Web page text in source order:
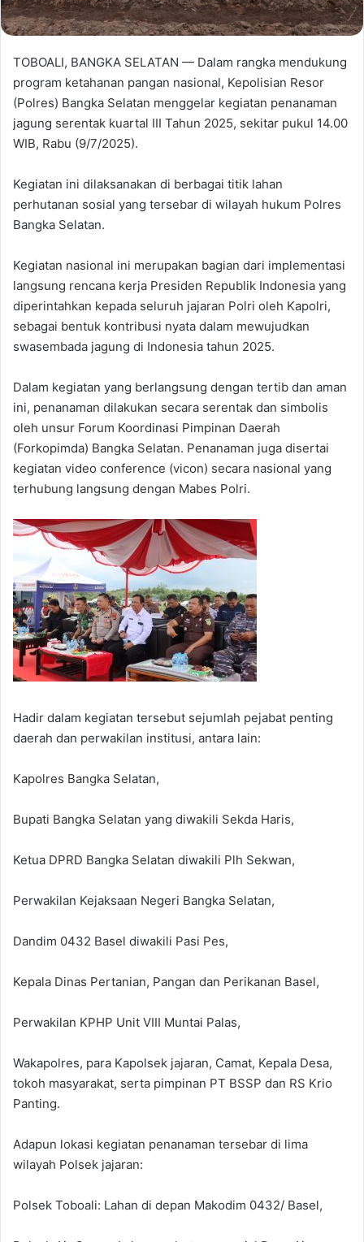
TOBOALI, BANGKA SELATAN — Dalam rangka mendukung
program ketahanan pangan nasional, Kepolisian Resor
(Polres) Bangka Selatan menggelar kegiatan penanaman
jagung serentak kuartal III Tahun 2025, sekitar pukul 14.00
WIB, Rabu (9/7/2025).
Kegiatan ini dilaksanakan di berbagai titik lahan
perhutanan sosial yang tersebar di wilayah hukum Polres
Bangka Selatan.
Kegiatan nasional ini merupakan bagian dari implementasi
langsung rencana kerja Presiden Republik Indonesia yang
diperintahkan kepada seluruh jajaran Polri oleh Kapolri,
sebagai bentuk kontribusi nyata dalam mewujudkan
swasembada jagung di Indonesia tahun 2025.
Dalam kegiatan yang berlangsung dengan tertib dan aman
ini, penanaman dilakukan secara serentak dan simbolis
oleh unsur Forum Koordinasi Pimpinan Daerah
(Forkopimda) Bangka Selatan. Penanaman juga disertai
kegiatan video conference (vicon) secara nasional yang
terhubung langsung dengan Mabes Polri.
Hadir dalam kegiatan tersebut sejumlah pejabat penting
daerah dan perwakilan institusi, antara lain:
Kapolres Bangka Selatan,
Bupati Bangka Selatan yang diwakili Sekda Haris,
Ketua DPRD Bangka Selatan diwakili Plh Sekwan,
Perwakilan Kejaksaan Negeri Bangka Selatan,
Dandim 0432 Basel diwakili Pasi Pes,
Kepala Dinas Pertanian, Pangan dan Perikanan Basel,
Perwakilan KPHP Unit VIII Muntai Palas,
Wakapolres, para Kapolsek jajaran, Camat, Kepala Desa,
tokoh masyarakat, serta pimpinan PT BSSP dan RS Krio
Panting.
Adapun lokasi kegiatan penanaman tersebar di lima
wilayah Polsek jajaran:
Polsek Toboali: Lahan di depan Makodim 0432/ Basel,